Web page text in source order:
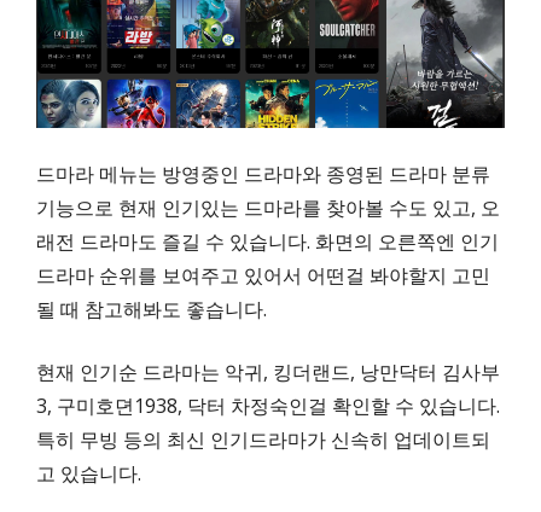
드마라 메뉴는 방영중인 드라마와 종영된 드라마 분류
기능으로 현재 인기있는 드마라를 찾아볼 수도 있고, 오
래전 드라마도 즐길 수 있습니다. 화면의 오른쪽엔 인기
드라마 순위를 보여주고 있어서 어떤걸 봐야할지 고민
될 때 참고해봐도 좋습니다.
현재 인기순 드라마는 악귀, 킹더랜드, 낭만닥터 김사부
3, 구미호뎐1938, 닥터 차정숙인걸 확인할 수 있습니다.
특히 무빙 등의 최신 인기드라마가 신속히 업데이트되
고 있습니다.